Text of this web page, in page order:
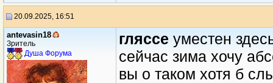
20.09.2025, 16:51
antevasin18
Зритель
Душа Форума
гляссе уместен
сейчас зима хочу
вы о таком хотя б